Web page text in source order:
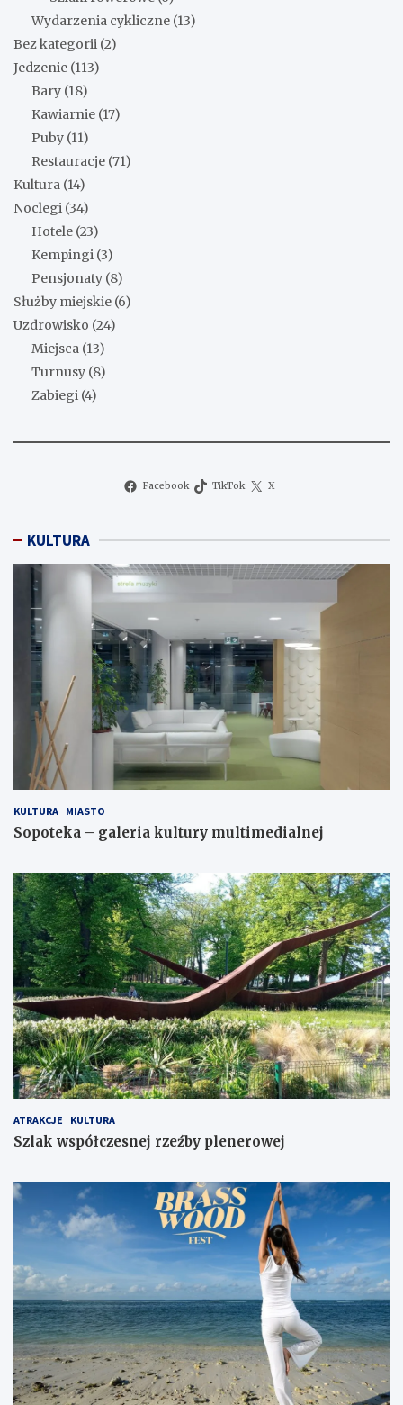
Wydarzenia cykliczne (13)
Bez kategorii (2)
Jedzenie (113)
Bary (18)
Kawiarnie (17)
Puby (11)
Restauracje (71)
Kultura (14)
Noclegi (34)
Hotele (23)
Kempingi (3)
Pensjonaty (8)
Służby miejskie (6)
Uzdrowisko (24)
Miejsca (13)
Turnusy (8)
Zabiegi (4)
Facebook TikTok X
KULTURA
KULTURA MIASTO
Sopoteka – galeria kultury multimedialnej
ATRAKCJE KULTURA
Szlak współczesnej rzeźby plenerowej